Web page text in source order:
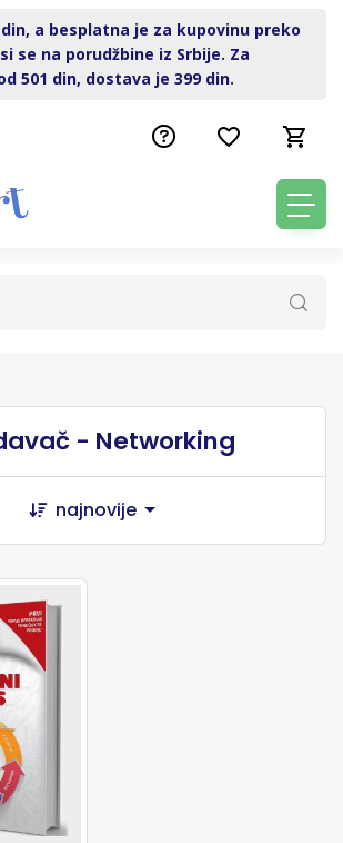
a besplatna je za kupovinu preko
se na porudžbine iz Srbije. Za
501 din, dostava je 399 din.
- Networking
najnovije